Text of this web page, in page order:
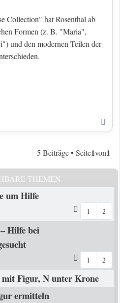
Collection" hat Rosenthal ab
Formen (z. B. "Maria",
und den modernen Teilen der
5 Beiträge • Seite1von1
THEMEN
um Hilfe
1 2
Hilfe bei
1 2
mit Figur, N unter Krone
ermitteln